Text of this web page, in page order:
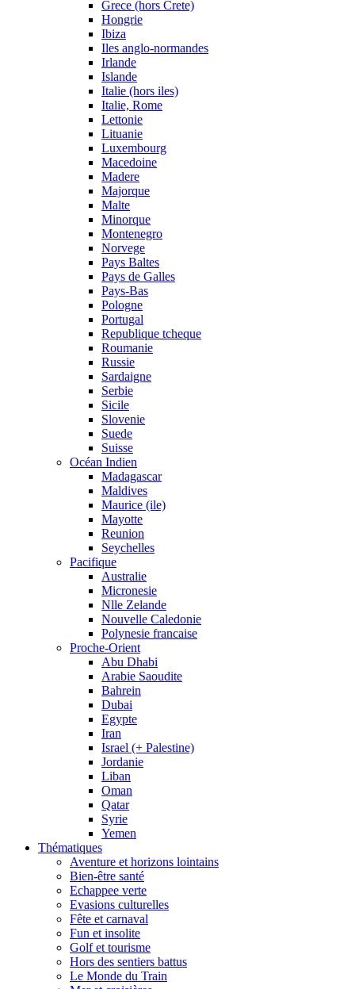
Grece (hors Crete)
Hongrie
Ibiza
Iles anglo-normandes
Irlande
Islande
Italie (hors iles)
Italie, Rome
Lettonie
Lituanie
Luxembourg
Macedoine
Madere
Majorque
Malte
Minorque
Montenegro
Norvege
Pays Baltes
Pays de Galles
Pays-Bas
Pologne
Portugal
Republique tcheque
Roumanie
Russie
Sardaigne
Serbie
Sicile
Slovenie
Suede
Suisse
Océan Indien
Madagascar
Maldives
Maurice (ile)
Mayotte
Reunion
Seychelles
Pacifique
Australie
Micronesie
Nlle Zelande
Nouvelle Caledonie
Polynesie francaise
Proche-Orient
Abu Dhabi
Arabie Saoudite
Bahrein
Dubai
Egypte
Iran
Israel (+ Palestine)
Jordanie
Liban
Oman
Qatar
Syrie
Yemen
Thématiques
Aventure et horizons lointains
Bien-être santé
Echappee verte
Evasions culturelles
Fête et carnaval
Fun et insolite
Golf et tourisme
Hors des sentiers battus
Le Monde du Train